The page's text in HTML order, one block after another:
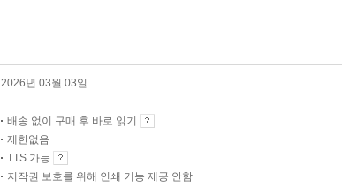
2026년 03월 03일
배송 없이 구매 후 바로 읽기
제한없음
TTS 가능
저작권 보호를 위해 인쇄 기능 제공 안함